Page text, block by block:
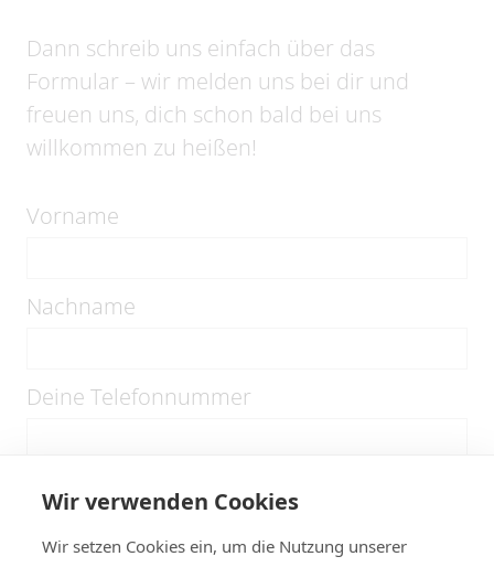
Wir verwenden Cookies
Wir setzen Cookies ein, um die Nutzung unserer
Dann schreib uns einfach über das
Formular – wir melden uns bei dir und
freuen uns, dich schon bald bei uns
willkommen zu heißen!
Vorname
Nachname
Deine Telefonnummer
Deine E-Mail-Adresse